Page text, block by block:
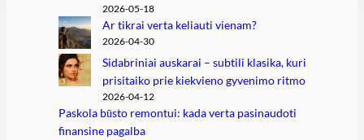
2026-05-18
Ar tikrai verta keliauti vienam?
2026-04-30
Sidabriniai auskarai – subtili klasika, kuri
prisitaiko prie kiekvieno gyvenimo ritmo
2026-04-12
Paskola būsto remontui: kada verta pasinaudoti
finansine pagalba